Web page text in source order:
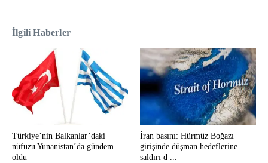
İlgili Haberler
Türkiye’nin Balkanlar’daki
nüfuzu Yunanistan’da gündem
oldu
İran basını: Hürmüz Boğazı
girişinde düşman hedeflerine
saldırı d ...